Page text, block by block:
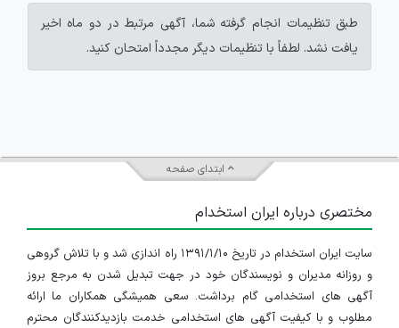
طبق تنظیمات انجام گرفته شما، آگهی مرتبط در دو ماه اخیر
یافت نشد. لطفاً با تنظیمات دیگر مجدداً امتحان کنید.
ابتدای صفحه
مختصری درباره ایران استخدام
سایت ایران استخدام در تاریخ ۱۳۹۱/۱/۱۰ راه اندازی شد و با تلاش گروهی
و روزانه مدیران و نویسندگان خود در جهت تبدیل شدن به مرجع بروز
آگهی های استخدامی گام برداشت. سعی همیشگی همکاران ما ارائه
مطلوب و با کیفیت آگهی های استخدامی خدمت بازدیدکنندگان محترم